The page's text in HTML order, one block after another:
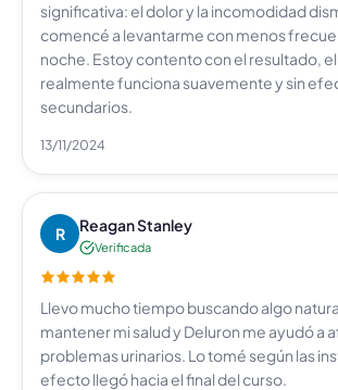
significativa: el dolor y la incomodidad
comencé a levantarme con menos
noche. Estoy contento con el resultado,
realmente funciona suavemente y sin
secundarios.
13/11/2024
R Reagan Stanley
Verificada
Llevo mucho tiempo buscando algo
mantener mi salud y Deluron me ayudó a
problemas urinarios. Lo tomé según las
efecto llegó hacia el final del curso.